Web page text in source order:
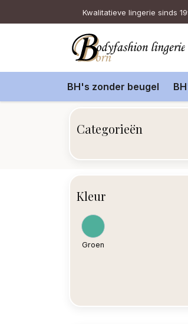
Kwalitatieve lingerie sinds
BH's zonder beugel
Categorieën
Kleur
Groen